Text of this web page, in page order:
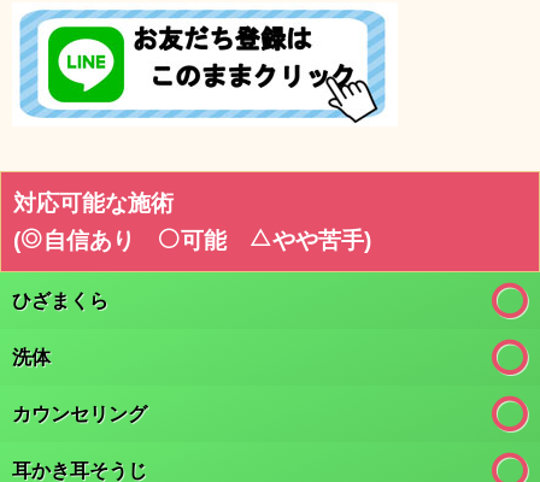
対応可能な施術
(
自信あり 可能 やや苦手)
ひざまくら
洗体
カウンセリング
耳かき耳そうじ